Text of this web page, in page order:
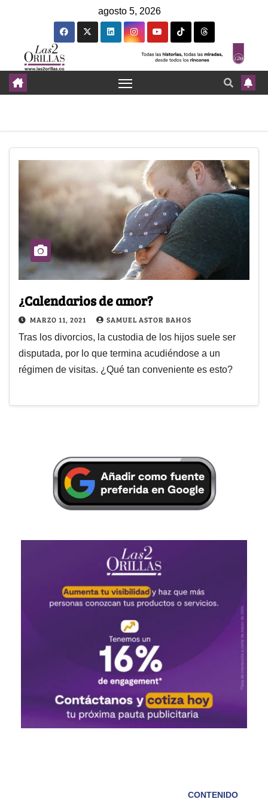
agosto 5, 2026
¿Calendarios de amor?
MARZO 11, 2021 SAMUEL ASTOR BAHOS
Tras los divorcios, la custodia de los hijos suele ser
disputada, por lo que termina acudiéndose a un
régimen de visitas. ¿Qué tan conveniente es esto?